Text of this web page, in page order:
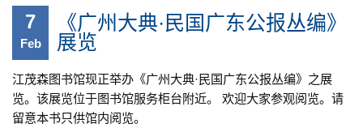
7
Feb
《广州大典·民国广东公报丛编》
展览
江茂森图书馆现正举办《广州大典·民国广东公报丛编》之展
览。该展览位于图书馆服务柜台附近。 欢迎大家参观阅览。请
留意本书只供馆内阅览。